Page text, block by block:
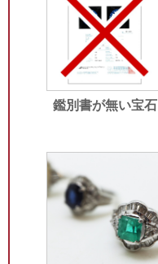
鑑別書が無い宝石